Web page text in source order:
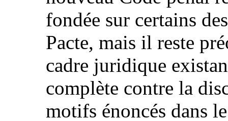
fondée sur certains
Pacte, mais il reste
cadre juridique
complète contre la
motifs énoncés dans